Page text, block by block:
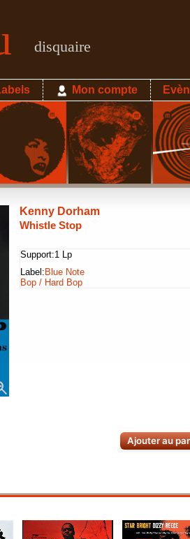
disquaire
Mon compte
Kenny Dorham
Whistle Stop
Support:1 Lp
Label: Blue Note
Bop / Hard Bop
Ajouter au